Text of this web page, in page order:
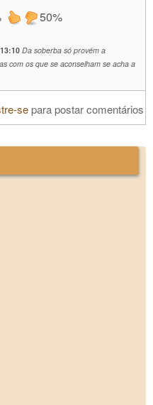
50%
Da soberba só provém a
com os que se aconselham se acha a
separa postar comentários